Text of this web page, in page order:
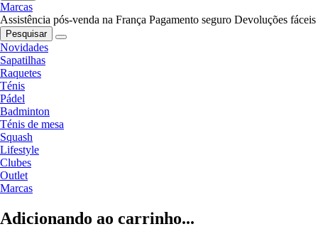
Marcas
Assistência pós-venda na França Pagamento seguro Devoluções fáceis
Pesquisar
Novidades
Sapatilhas
Raquetes
Ténis
Pádel
Badminton
Ténis de mesa
Squash
Lifestyle
Clubes
Outlet
Marcas
Adicionando ao carrinho...